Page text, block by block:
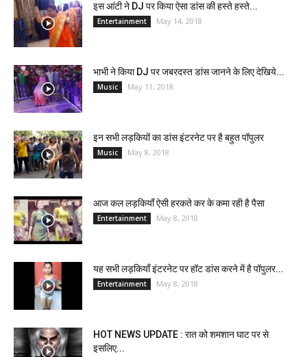
इस आंटी ने DJ पर किया ऐसा डांस की हस्ते हस्ते...
Entertainment May 14, 2018
भाभी ने किया DJ पर जबरदस्त डांस जानने के लिए देखिये...
Music May 11, 2018
इन सभी लड़कियों का डांस इंटरनेट पर है बहुत पॉपुलर
Music May 8, 2018
आज कल लड़कियाँ ऐसी हरकते कर के कमा रही है पैसा
Entertainment May 8, 2018
यह सभी लड़कियाँ इंटरनेट पर हॉट डांस करने में है पॉपुलर...
Entertainment May 8, 2018
HOT NEWS UPDATE : रात को शमशान घाट पर से
इसलिए...